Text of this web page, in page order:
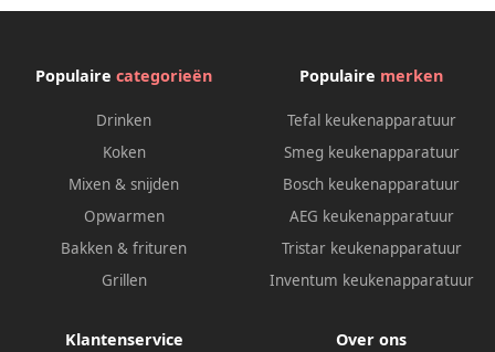
Populaire categorieën
Drinken
Koken
Mixen & snijden
Opwarmen
Bakken & frituren
Grillen
Populaire merken
Tefal keukenapparatuur
Smeg keukenapparatuur
Bosch keukenapparatuur
AEG keukenapparatuur
Tristar keukenapparatuur
Inventum keukenapparatuur
Klantenservice Over ons